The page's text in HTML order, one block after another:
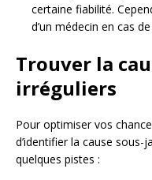
certaine fiabilité.
d’un médecin en cas
Trouver la
irréguliers
Pour optimiser vos
d’identifier la cause sous-
quelques pistes :